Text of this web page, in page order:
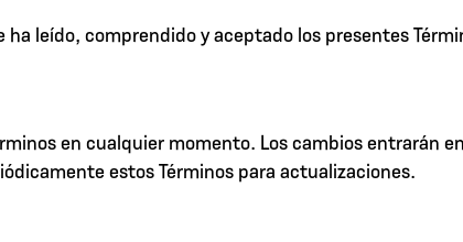
leído, comprendido y aceptado los presentes
en cualquier momento. Los cambios entrarán
estos Términos para actualizaciones.